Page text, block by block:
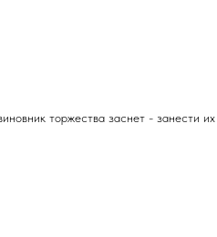
торжества заснет - занести